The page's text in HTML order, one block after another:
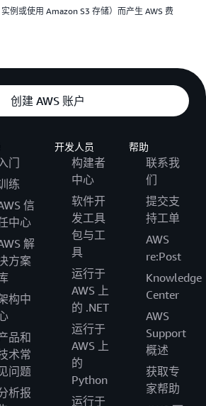
实例或使用 Amazon S3 存储）而产生 AWS 费
创建 AWS 账户
入门
练
信
中心
解
方案
构中
品和
术常
见问题
析报
开发人员
构建者
中心
软件开
发工具
包与工
具
运行于
AWS 上
的 .NET
运行于
AWS 上
的
Python
运行于
帮助
联系我
们
提交支
持工单
AWS
re:Post
Knowledge
Center
AWS
Support
概述
获取专
家帮助